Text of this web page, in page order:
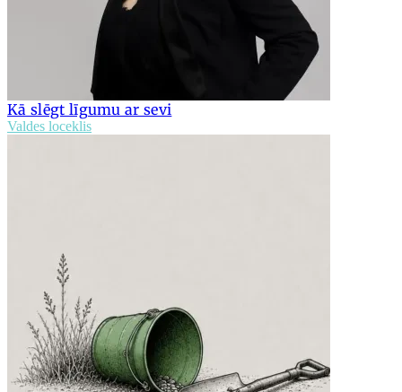
Kā slēgt līgumu ar sevi
Valdes loceklis